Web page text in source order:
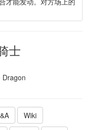
士
Dragon
Wiki